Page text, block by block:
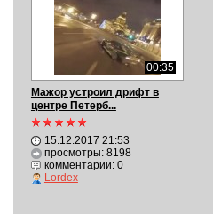
00:35
Мажор устроил дрифт в
центре Петерб...
15.12.2017 21:53
просмотры: 8198
комментарии:0
Lordex